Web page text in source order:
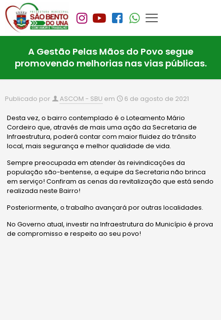
A Gestão Pelas Mãos do Povo segue
promovendo melhorias nas vias públicas.
Publicado por ASCOM - SBU em 6 de agosto de 2021
Desta vez, o bairro contemplado é o Loteamento Mário
Cordeiro que, através de mais uma ação da Secretaria de
Infraestrutura, poderá contar com maior fluidez do trânsito
local, mais segurança e melhor qualidade de vida.
Sempre preocupada em atender às reivindicações da
população são-bentense, a equipe da Secretaria não brinca
em serviço! Confiram as cenas da revitalização que está sendo
realizada neste Bairro!
Posteriormente, o trabalho avançará por outras localidades.
No Governo atual, investir na Infraestrutura do Município é prova
de compromisso e respeito ao seu povo!